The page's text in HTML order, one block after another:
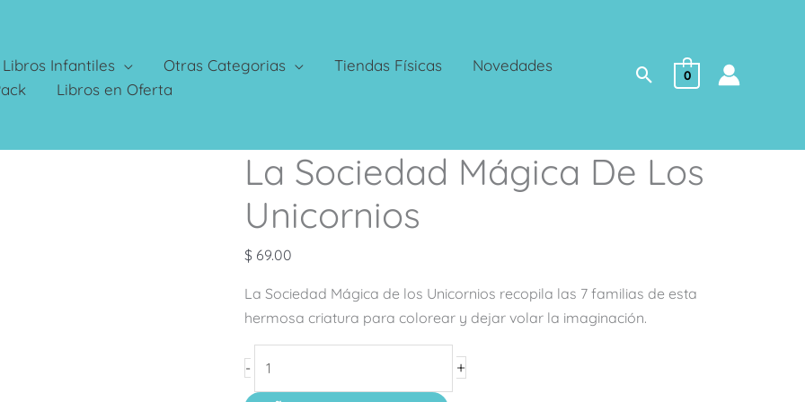
Libros Infantiles Otras Categorias Tiendas Físicas
Novedades
Libros en Oferta Buscar
0
La Sociedad Mágica De Los
Unicornios
$ 69.00
La Sociedad Mágica de los Unicornios recopila las 7 familias de esta
hermosa criatura para colorear y dejar volar la imaginación.
-
Sociedad
Mágica
De
Los
+